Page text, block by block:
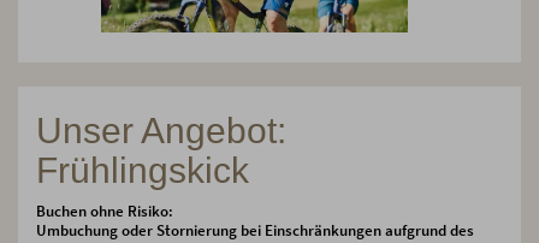
Unser Angebot:
Frühlingskick
Buchen ohne Risiko:
Umbuchung oder Stornierung bei Einschränkungen aufgrund des